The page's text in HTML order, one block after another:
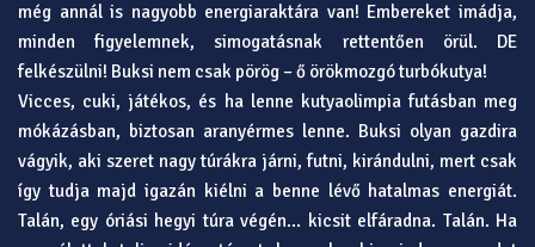
még annál is nagyobb energiaraktára van! Embereket imádja,
minden figyelemnek, simogatásnak rettentően örül. DE
felkészülni! Buksi nem csak pörög – ő örökmozgó turbókutya!
Vicces, cuki, játékos, és ha lenne kutyaolimpia futásban meg
mókázásban, biztosan aranyérmes lenne. Buksi olyan gazdira
vágyik, aki szeret nagy túrákra járni, futni, kirándulni, mert csak
így tudja majd igazán kiélni a benne lévő hatalmas energiát.
Talán, egy óriási hegyi túra végén… kicsit elfáradna. Talán. Ha